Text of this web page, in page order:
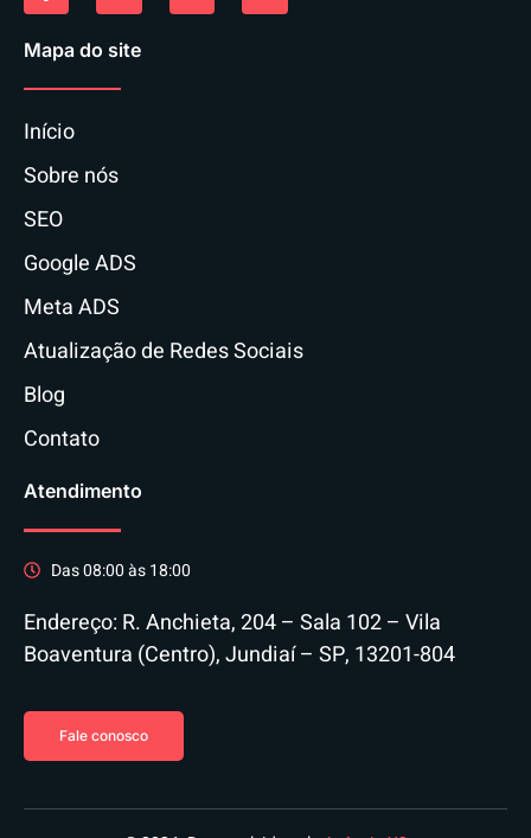
Mapa do site
Início
Sobre nós
SEO
Google ADS
Meta ADS
Atualização de Redes Sociais
Blog
Contato
Atendimento
Das 08:00 às 18:00
Endereço: R. Anchieta, 204 – Sala 102 – Vila
Boaventura (Centro), Jundiaí – SP, 13201-804
Fale conosco